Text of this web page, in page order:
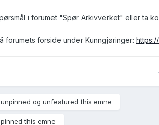
i forumet "Spør Arkivverket" eller ta
forumets forside under Kunngjøringer:
og unfeatured this emne
this emne